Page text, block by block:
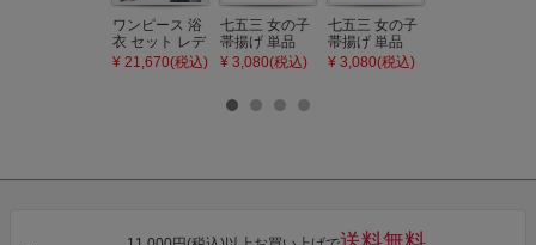
ワンピース 浴
衣 セット レデ
ィース 吸水速
乾 ポリエステ
¥ 21,670(税込)
七五三 女の子
帯揚げ 単品
「灰桃色」日
本製 7歳 女児
びあげ 和装 着
¥ 3,080(税込)
七五三 女の子
帯揚げ 単品
「若葉色」日
本製 7歳 女児
¥ 3,080(税込)